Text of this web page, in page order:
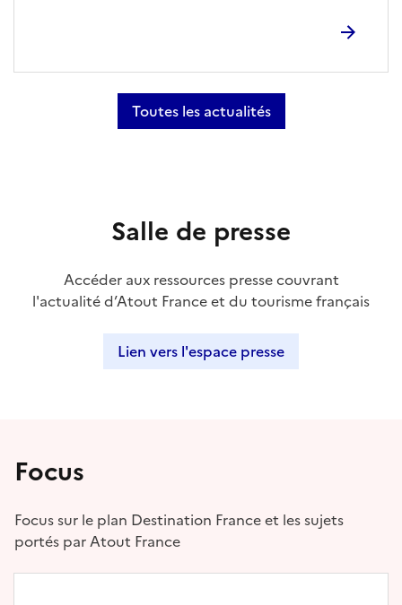
Toutes les actualités
Salle de presse
Accéder aux ressources presse couvrant
l'actualité d’Atout France et du tourisme français
Lien vers l'espace presse
Focus
Focus sur le plan Destination France et les sujets
portés par Atout France